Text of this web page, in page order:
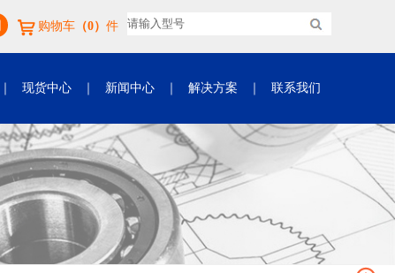
购物车 （0） 件
现货中心 新闻中心 解决方案 联系我们